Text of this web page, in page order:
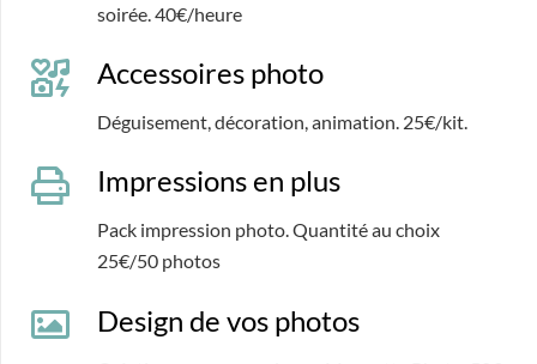
soirée. 40€/heure
Accessoires photo
Déguisement, décoration, animation. 25€/kit.
Impressions en plus
Pack impression photo. Quantité au choix
25€/50 photos
Design de vos photos